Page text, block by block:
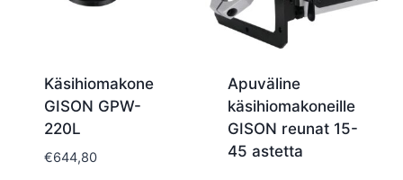
Käsihiomakone
GISON GPW-
220L
€644,80
Apuväline
käsihiomakoneille
GISON reunat 15-
45 astetta